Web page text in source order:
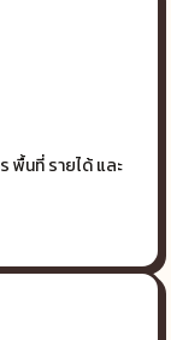
พื้นที่ รายได้ และ